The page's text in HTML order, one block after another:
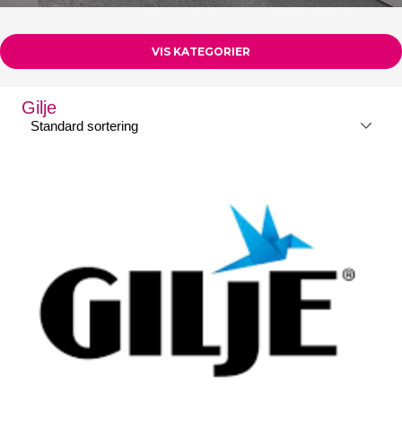
VIS KATEGORIER
Gilje